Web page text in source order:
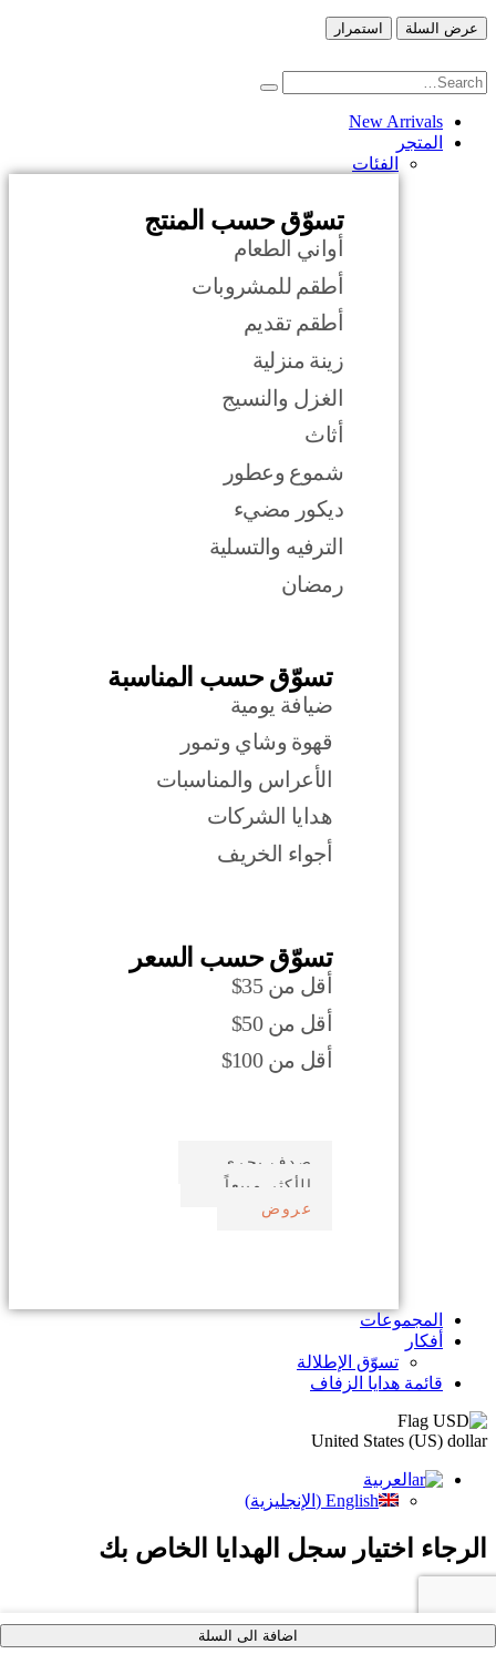
اضافة الى السلة
عرض السلة استمرار
New Arrivals
المتجر
الفئات
تسوّق حسب المنتج
أواني الطعام
أطقم للمشروبات
أطقم تقديم
زينة منزلية
الغزل والنسيج
أثاث
شموع وعطور
ديكور مضيء
الترفيه والتسلية
رمضان
تسوّق حسب المناسبة
ضيافة يومية
قهوة وشاي وتمور
الأعراس والمناسبات
هدايا الشركات
أجواء الخريف
تسوّق حسب السعر
أقل من 35$
أقل من 50$
أقل من 100$
صدف بحري
الأكثر مبيعاً
عروض
المجموعات
أفكار
تسوّق الإطلالة
قائمة هدايا الزفاف
United States (US) dollar
العربية
English
( الإنجليزية)
الرجاء اختيار سجل الهدايا الخاص بك